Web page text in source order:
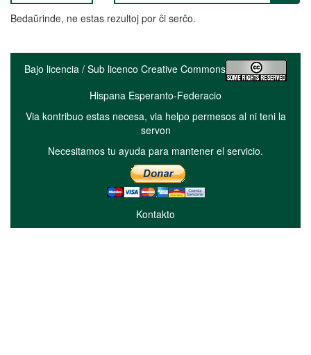
Bedaŭrinde, ne estas rezultoj por ĉi serĉo.
Bajo licencia / Sub licenco Creative Commons
Hispana Esperanto-Federacio
Via kontribuo estas necesa, via helpo permesos al ni teni la
servon
Necesitamos tu ayuda para mantener el servicio.
Kontakto